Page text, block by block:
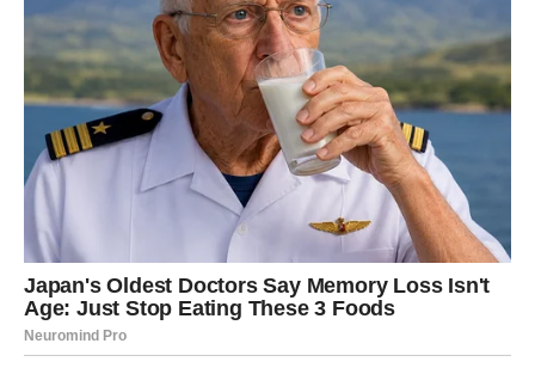
VELIKI PREOKRET STIŽE ONDA
KADA PRESTANETE SUMNJATI
U SEBE
U posljednje vrijeme često ste imali osjećaj da drugi ljudi
ne vide vaš trud i koliko se zapravo borite.
Ali zvijezde vam sada jasno poručuju — dolazi vrijeme
kada će vaš rad konačno biti primijećen i nagrađen.